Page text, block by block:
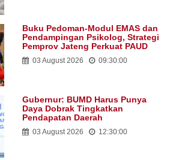
Buku Pedoman-Modul EMAS dan
Pendampingan Psikolog, Strategi
Pemprov Jateng Perkuat PAUD
03 August 2026 09:30:00
Gubernur: BUMD Harus Punya
Daya Dobrak Tingkatkan
Pendapatan Daerah
03 August 2026 12:30:00